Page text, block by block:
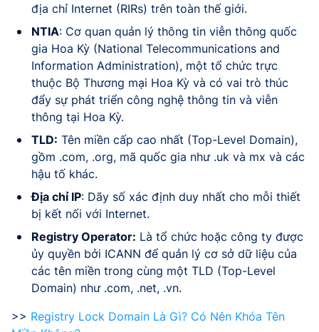
địa chỉ Internet (RIRs) trên toàn thế giới.
NTIA: Cơ quan quản lý thông tin viễn thông quốc
gia Hoa Kỳ (National Telecommunications and
Information Administration), một tổ chức trực
thuộc Bộ Thương mại Hoa Kỳ và có vai trò thúc
đẩy sự phát triển công nghệ thông tin và viễn
thông tại Hoa Kỳ.
TLD: Tên miền cấp cao nhất (Top-Level Domain),
gồm .com, .org, mã quốc gia như .uk và mx và các
hậu tố khác.
Địa chỉ IP: Dãy số xác định duy nhất cho mỗi thiết
bị kết nối với Internet.
Registry Operator: Là tổ chức hoặc công ty được
ủy quyền bởi ICANN để quản lý cơ sở dữ liệu của
các tên miền trong cùng một TLD (Top-Level
Domain) như .com, .net, .vn.
>> Registry Lock Domain Là Gì? Có Nên Khóa Tên